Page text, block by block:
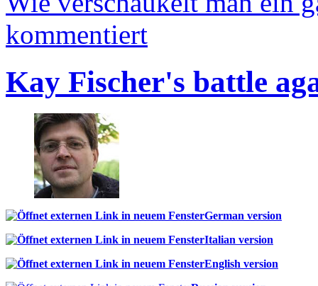
kommentiert
Kay Fischer's battle
German version
Italian version
English version